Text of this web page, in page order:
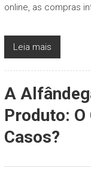
online, as compras
Leia mais
A
Produto: O
Casos?